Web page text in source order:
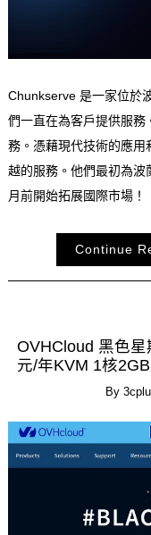
Chunkserve 是一家位於
們一直在為客戶提供服務
務。憑藉現代技術的應
越的服務。他們最初為波
月前開始拓展國際市場！
Continue
OVHCloud 黑色
元/年KVM 1核
By